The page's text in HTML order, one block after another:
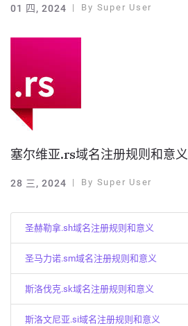
01 四, 2024 By Super User
塞尔维亚.rs域名注册规则和意义
28 三, 2024 By Super User
圣赫勒拿.sh域名注册规则和意义
圣马力诺.sm域名注册规则和意义
斯洛伐克.sk域名注册规则和意义
斯洛文尼亚.si域名注册规则和意义